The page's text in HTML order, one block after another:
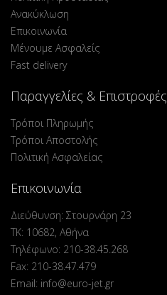
Ανακύκλωση
Επικοινωνία
Μένουμε Ασφαλείς
Fast delivery
Παραγγελίες & Επιστροφές
Τρόποι Πληρωμής
Τρόποι Αποστολής
Πολιτική Ασφαλείας
Επικοινωνία
Διεύθυνση: Στουρνάρη 23
ΤΚ: 10682, Αθήνα
Τηλέφωνο: 210-38.45.268
Fax: 210-38.47.479
Email: info@euro-jet.gr